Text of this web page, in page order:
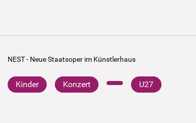
NEST - Neue Staatsoper im Künstlerhaus
Kinder Konzert U27